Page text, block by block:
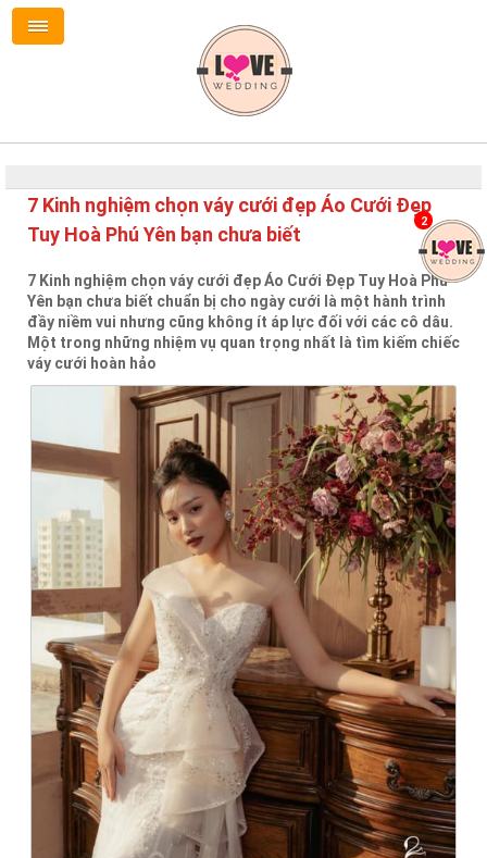
7 Kinh nghiệm chọn váy cưới đẹp Áo Cưới Đẹp
Tuy Hoà Phú Yên bạn chưa biết
7 Kinh nghiệm chọn váy cưới đẹp Áo Cưới Đẹp Tuy Hoà Phú
Yên bạn chưa biết chuẩn bị cho ngày cưới là một hành trình
đầy niềm vui nhưng cũng không ít áp lực đối với các cô dâu.
Một trong những nhiệm vụ quan trọng nhất là tìm kiếm chiếc
váy cưới hoàn hảo
2